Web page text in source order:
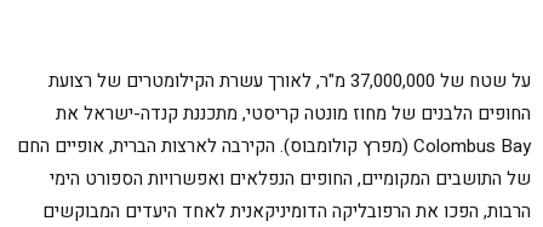
על שטח של 37,000,000 מ"ר, לאורך עשרת הקילומטרים של רצועת
החופים הלבנים של מחוז מונטה קריסטי, מתכננת קנדה-ישראל את
Colombus Bay (מפרץ קולומבוס). הקירבה לארצות הברית, אופיים החם
של התושבים המקומיים, החופים הנפלאים ואפשרויות הספורט הימי
הרבות, הפכו את הרפובליקה הדומיניקאנית לאחד היעדים המבוקשים